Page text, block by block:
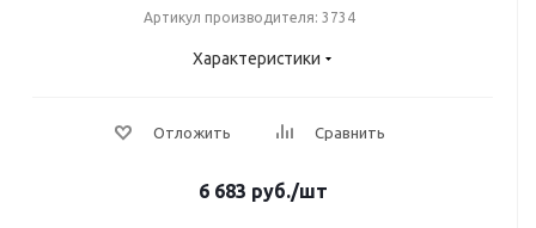
Артикул производителя: 3734
Характеристики
Отложить Сравнить
6 683 руб./шт